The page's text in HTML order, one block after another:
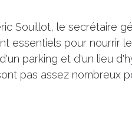
Souillot, le secrétaire
essentiels pour nourrir
parking et d'un lieu
pas assez nombreux